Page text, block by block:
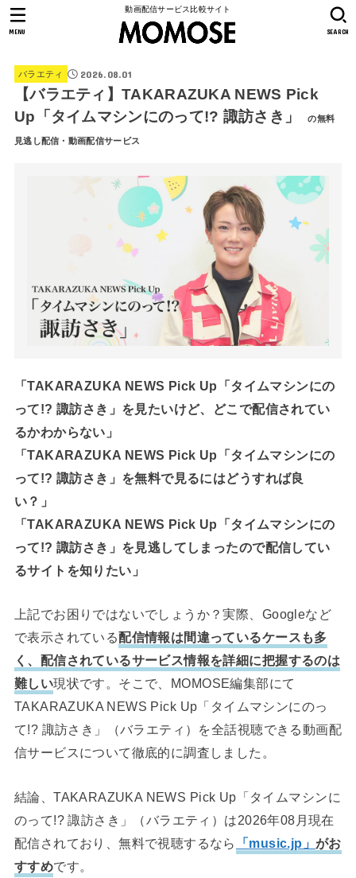
動画配信サービス比較サイト
SEARCH
MENU
バラエティ 2026.08.01
【バラエティ】TAKARAZUKA NEWS Pick
Up「タイムマシンにのって!? 諏訪さき」
の無料
見逃し配信・動画配信サービス
「TAKARAZUKA NEWS Pick Up「タイムマシンにの
って!? 諏訪さき」を見たいけど、どこで配信されてい
るかわからない」
「TAKARAZUKA NEWS Pick Up「タイムマシンにの
って!? 諏訪さき」を無料で見るにはどうすれば良
い？」
「TAKARAZUKA NEWS Pick Up「タイムマシンにの
って!? 諏訪さき」を見逃してしまったので配信してい
るサイトを知りたい」
上記でお困りではないでしょうか？実際、Googleなど
で表示されている配信情報は間違っているケースも多
く、配信されているサービス情報を詳細に把握するのは
難しい現状です。そこで、MOMOSE編集部にて
TAKARAZUKA NEWS Pick Up「タイムマシンにのっ
て!? 諏訪さき」（バラエティ）を全話視聴できる動画配
信サービスについて徹底的に調査しました。
結論、TAKARAZUKA NEWS Pick Up「タイムマシンに
のって!? 諏訪さき」（バラエティ）は2026年08月現在
配信されており、無料で視聴するなら
「music.jp」がお
すすめです。